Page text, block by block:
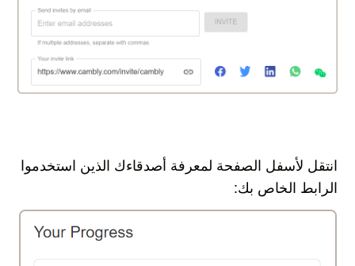
انتقل لأسفل الصفحة لمعرفة أصدقاءك الذين استخدموا
الرابط الخاص بك: